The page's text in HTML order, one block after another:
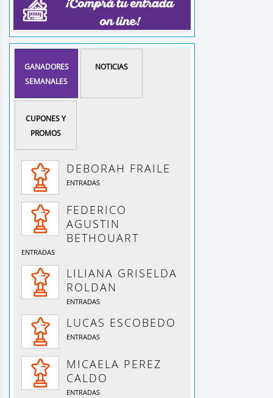
GANADORES
SEMANALES
NOTICIAS
CUPONES Y
PROMOS
DEBORAH FRAILE
ENTRADAS
FEDERICO
AGUSTIN
BETHOUART
ENTRADAS
LILIANA GRISELDA
ROLDAN
ENTRADAS
LUCAS ESCOBEDO
ENTRADAS
MICAELA PEREZ
CALDO
ENTRADAS